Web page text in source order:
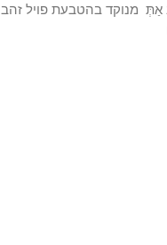
אַתְּ מנוקד בהטבעת פויל זהב